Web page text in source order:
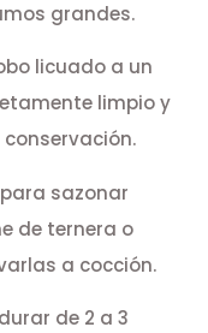
grandes.
licuado a un
limpio y
sazonar
de ternera o
a cocción.
de 2 a 3